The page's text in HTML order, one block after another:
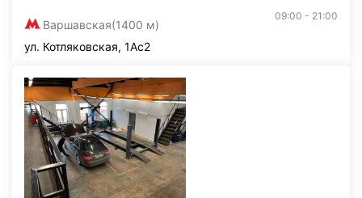
Варшавская(1400 м)
09:00 - 21:00
ул. Котляковская, 1Ас2